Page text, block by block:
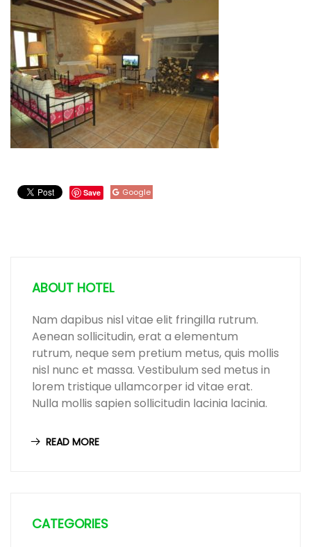
Save Google
ABOUT HOTEL
Nam dapibus nisl vitae elit fringilla rutrum.
Aenean sollicitudin, erat a elementum
rutrum, neque sem pretium metus, quis mollis
nisl nunc et massa. Vestibulum sed metus in
lorem tristique ullamcorper id vitae erat.
Nulla mollis sapien sollicitudin lacinia lacinia.
READ MORE
CATEGORIES